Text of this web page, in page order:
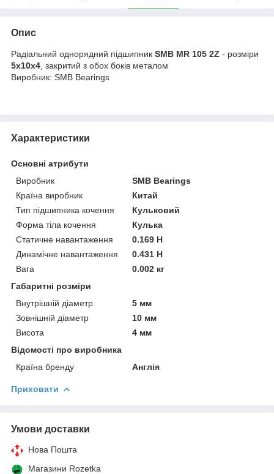
Опис
Радіальний однорядний підшипник SMB MR 105 2Z - розміри
5x10x4 , закритий з обох боків металом
Виробник: SMB Bearings
Характеристики
Основні атрибути
Виробник
SMB Bearings
Країна виробник
Китай
Тип підшипника кочення
Кульковий
Форма тіла кочення
Кулька
Статичне навантаження
0.169 Н
Динамічне навантаження
0.431 Н
Вага
0.002 кг
Габаритні розміри
Внутрішній діаметр
5 мм
Зовнішній діаметр
10 мм
Висота
4 мм
Відомості про виробника
Країна бренду
Англія
Приховати
Умови доставки
Нова Пошта
Магазини Rozetka